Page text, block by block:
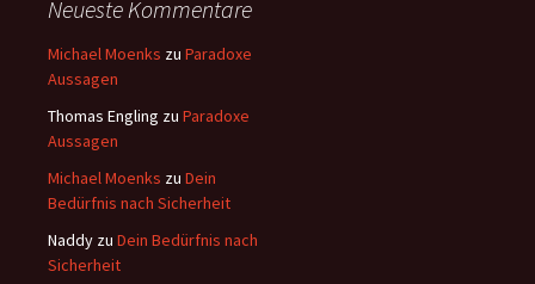
Neueste Kommentare
Michael Moenks zu Paradoxe
Aussagen
Thomas Engling zu Paradoxe
Aussagen
Michael Moenks zu Dein
Bedürfnis nach Sicherheit
Naddy zu Dein Bedürfnis nach
Sicherheit